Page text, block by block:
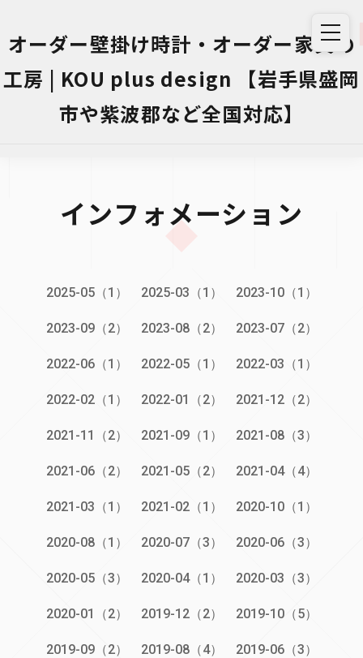
オーダー壁掛け時計・オーダー家具の
工房 | KOU plus design 【岩手県盛岡
市や紫波郡など全国対応】
インフォメーション
2025-05（1） 2025-03（1） 2023-10（1）
2023-09（2） 2023-08（2） 2023-07（2）
2022-06（1） 2022-05（1） 2022-03（1）
2022-02（1） 2022-01（2） 2021-12（2）
2021-11（2） 2021-09（1） 2021-08（3）
2021-06（2） 2021-05（2） 2021-04（4）
2021-03（1） 2021-02（1） 2020-10（1）
2020-08（1） 2020-07（3） 2020-06（3）
2020-05（3） 2020-04（1） 2020-03（3）
2020-01（2） 2019-12（2） 2019-10（5）
2019-09（2） 2019-08（4） 2019-06（3）